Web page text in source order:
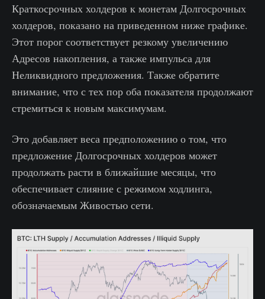
Краткосрочных холдеров к монетам Долгосрочных
холдеров, показано на приведенном ниже графике.
Этот порог соответствует резкому увеличению
Адресов накопления, а также импульса для
Неликвидного предложения. Также обратите
внимание, что с тех пор оба показателя продолжают
стремиться к новым максимумам.
Это добавляет веса предположению о том, что
предложение Долгосрочных холдеров может
продолжать расти в ближайшие месяцы, что
обеспечивает слияние с режимом ходлинга,
обозначаемым Живостью сети.